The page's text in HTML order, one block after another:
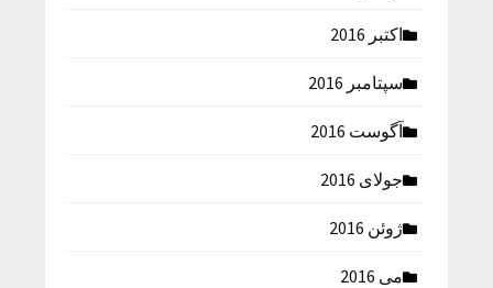
اکتبر 2016
سپتامبر 2016
آگوست 2016
جولای 2016
ژوئن 2016
می 2016